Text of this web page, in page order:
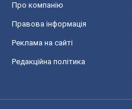
Про компанію
Правова інформація
Реклама на сайті
Редакційна політика